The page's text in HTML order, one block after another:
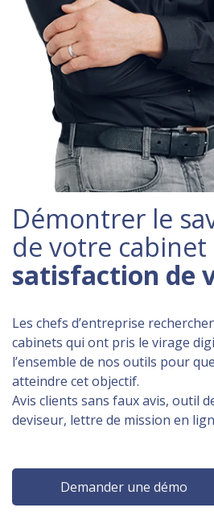
Démontrer le
de votre cabinet
satisfaction de
Les chefs d’entreprise
cabinets qui ont pris le virage
l’ensemble de nos outils pour
atteindre cet objectif.
Avis clients sans faux avis, outil
deviseur, lettre de mission en
Demander une démo